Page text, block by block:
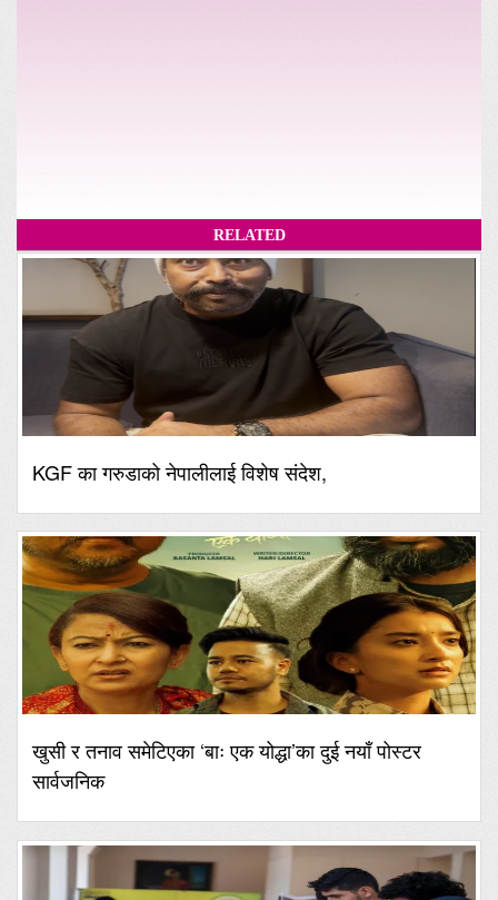
RELATED
KGF का गरुडाको नेपालीलाई विशेष संदेश,
खुसी र तनाव समेटिएका ‘बाः एक योद्धा’का दुई नयाँ पोस्टर
सार्वजनिक